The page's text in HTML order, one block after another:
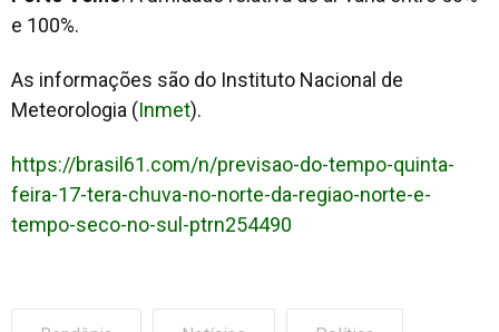
e 100%.
As informações são do Instituto Nacional de
Meteorologia (Inmet).
https://brasil61.com/n/previsao-do-tempo-quinta-
feira-17-tera-chuva-no-norte-da-regiao-norte-e-
tempo-seco-no-sul-ptrn254490